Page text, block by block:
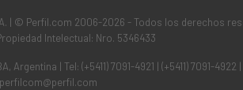
| © Perfil.com 2006-2026 - Todos los derechos
Intelectual: Nro. 5346433
Argentina | Tel: (+5411) 7091-4921 | (+5411) 7091-4922
perfilcom@perfil.com